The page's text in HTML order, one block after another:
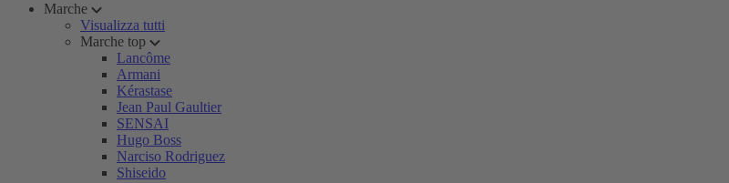
Marche
Visualizza tutti
Marche top
Lancôme
Armani
Kérastase
Jean Paul Gaultier
SENSAI
Hugo Boss
Narciso Rodriguez
Shiseido